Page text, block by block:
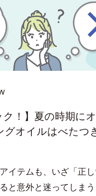
ク！】夏の時期に
グオイルはべたつ
イテムも、いざ「正
と意外と迷ってしま